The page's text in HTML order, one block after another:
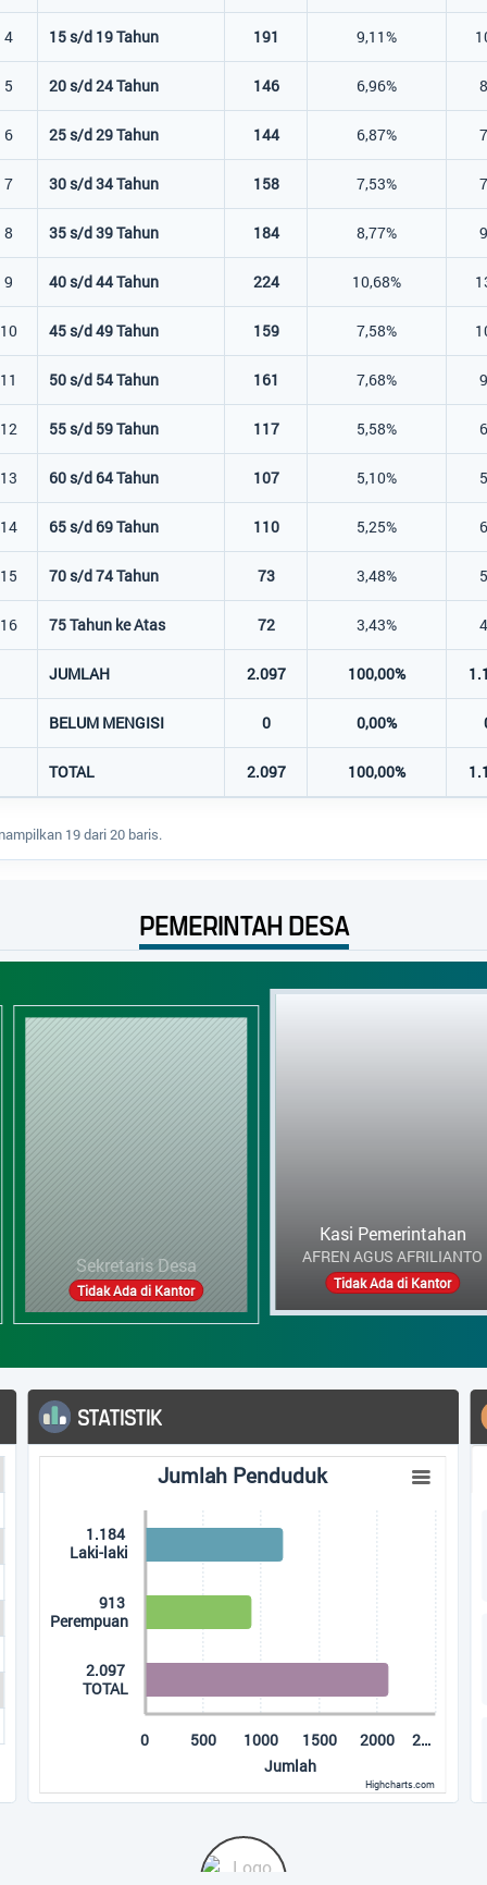
4 15 s/d 19 Tahun 191 9,11%
5 20 s/d 24 Tahun 146 6,96%
6 25 s/d 29 Tahun 144 6,87%
7 30 s/d 34 Tahun 158 7,53%
8 35 s/d 39 Tahun 184 8,77%
9 40 s/d 44 Tahun 224 10,68%
10 45 s/d 49 Tahun 159 7,58%
11 50 s/d 54 Tahun 161 7,68%
12 55 s/d 59 Tahun 117 5,58%
13 60 s/d 64 Tahun 107 5,10%
14 65 s/d 69 Tahun 110 5,25%
15 70 s/d 74 Tahun 73 3,48%
16 75 Tahun ke Atas 72 3,43%
JUMLAH 2.097 100,00%
BELUM MENGISI 0 0,00%
TOTAL 2.097 100,00%
19 dari 20 baris.
PEMERINTAH DESA
Kasi Pemerintahan
AFREN AGUS AFRILIANTO
Tidak Ada di Kantor Tidak
from 913 to 2097.
ARSIP ARTIKEL
Terbaru Acak
576 Kali
Musyawarah Desa (MUSDES)
Penetapan Perdes & Perkades...
569 Kali
KEGIATAN POSYANDU BALITA DESA
LADA MANDALA JAYA...
SOSIALISASI DAN PEMBINAAN
PENDIDIKAN LEMBAGA PAUD DESA...
529 Kali
PELATIHAN KARHUTLA DESA LADA
MANDALA JAYA...